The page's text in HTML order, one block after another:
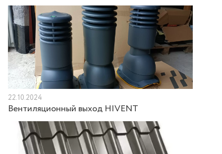
22.10.2024
Вентиляционный выход HIVENT